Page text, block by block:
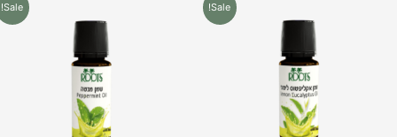
Sale!
זה
מספר
סוגים.
ניתן
לבחור
את
Sale!
זה
מספר
סוגים.
ניתן
לבחור
את